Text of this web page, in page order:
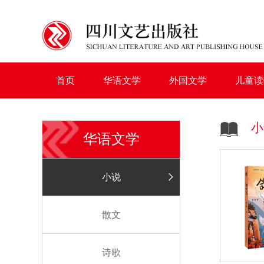
首页 华语文学 外国文学 儿童
华语文学
小说
散文
诗歌